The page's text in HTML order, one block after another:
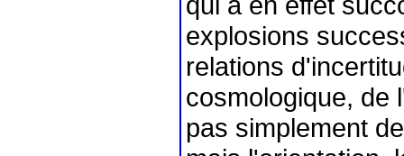
explosions
relations
cosmologique, de
pas simplement